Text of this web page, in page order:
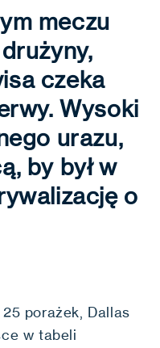
meczu
czeka
Wysoki
urazu,
by był w
o
porażek, Dallas
w tabeli